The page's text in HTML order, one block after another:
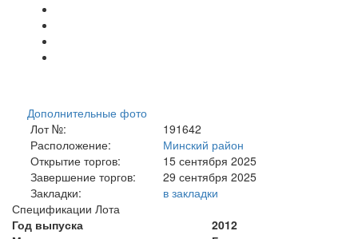
Дополнительные фото
Лот №:
191642
Расположение:
Минский район
Открытие торгов:
15 сентября 2025
Завершение торгов:
29 сентября 2025
Закладки:
в закладки
Спецификации Лота
Год выпуска
2012